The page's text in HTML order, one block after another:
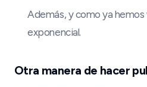
Además, y como ya
exponencial.
Otra manera de hacer